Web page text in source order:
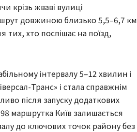
крізь жваві вулиці
довжиною близько 5,5–6,7 км
хто поспішає на поїзд,
інтервалу 5–12 хвилин і
Транс» і стала справжнім
після запуску додаткових
маршрутка Київ залишається
до ключових точок району без